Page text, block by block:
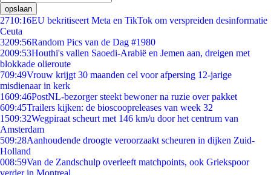
opslaan
2710:16EU bekritiseert Meta en TikTok om verspreiden desinformatie
Ceuta
3209:56Random Pics van de Dag #1980
2009:53Houthi's vallen Saoedi-Arabië en Jemen aan, dreigen met
blokkade olieroute
709:49Vrouw krijgt 30 maanden cel voor afpersing 12-jarige
misdienaar in kerk
1609:46PostNL-bezorger steekt bewoner na ruzie over pakket
609:45Trailers kijken: de bioscoopreleases van week 32
1509:32Wegpiraat scheurt met 146 km/u door het centrum van
Amsterdam
509:28Aanhoudende droogte veroorzaakt scheuren in dijken Zuid-
Holland
008:59Van de Zandschulp overleeft matchpoints, ook Griekspoor
verder in Montreal